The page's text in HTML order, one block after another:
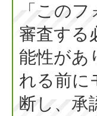
「この
審査する
能性があ
れる前に
断し、承